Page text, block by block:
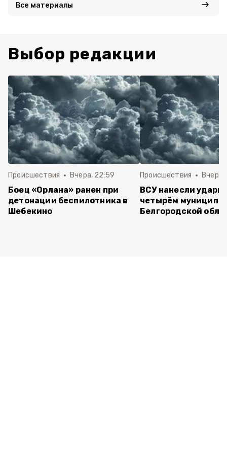
Все материалы
Выбор редакции
Происшествия Вчера, 22:59
Боец «Орлана» ранен при
детонации беспилотника в
Шебекино
Происшествия Вчера,
ВСУ нанесли удары
четырём
Белгородской